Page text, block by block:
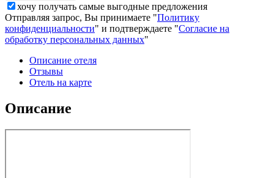
хочу получать самые выгодные предложения
Отправляя запрос, Вы принимаете "Политику
конфиденциальности" и подтверждаете "Согласие на
обработку персональных данных"
Описание отеля
Отзывы
Отель на карте
Описание